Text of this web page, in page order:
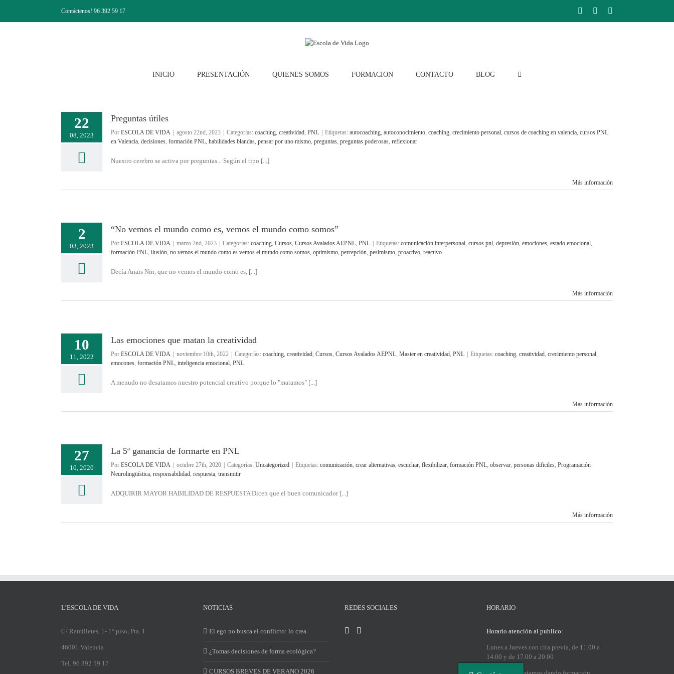
contenido
Contáctenos! 96 392 59 17 FacebookInstagram
INICIO PRESENTACIÓN QUIENES SOMOS FORMACION CONTACTO BLOG
22
08, 2023
Preguntas útiles
Por ESCOLA DE VIDA agosto 22nd, 2023 Categorías: coaching, creatividad, PNL Etiquetas: autocoaching, autoconocimiento, coaching, crecimiento personal, cursos de coaching en valencia, cursos PNL
en Valencia, decisiones, formación PNL, habilidades blandas, pensar por uno mismo, preguntas, preguntas poderosas, reflexionar
Nuestro cerebro se activa por preguntas... Según el tipo [...]
Más información
2
03, 2023
“No vemos el mundo como es, vemos el mundo como somos”
Por ESCOLA DE VIDA marzo 2nd, 2023 Categorías: coaching, Cursos, Cursos Avalados AEPNL, PNL Etiquetas: comunicación interpersonal, cursos pnl, depresión, emociones, estado emocional,
formación PNL, ilusión, no vemos el mundo como es vemos el mundo como somos, optimismo, percepción, pesimismo, proactivo, reactivo
Decía Anaïs Nin, que no vemos el mundo como es, [...]
Más información
10
11, 2022
Las emociones que matan la creatividad
Por ESCOLA DE VIDA noviembre 10th, 2022 Categorías: coaching, creatividad, Cursos, Cursos Avalados AEPNL, Master en creatividad, PNL Etiquetas: coaching, creatividad, crecimiento personal,
emocones, formación PNL, inteligencia emocional, PNL
A menudo no desatamos nuestro potencial creativo porque lo "matamos" [...]
Más información
27
10, 2020
La 5ª ganancia de formarte en PNL
Por ESCOLA DE VIDA octubre 27th, 2020 Categorías: Uncategorized Etiquetas: comunicación, crear alternativas, escuchar, flexibilizar, formación PNL, observar, personas dificiles, Programación
Neurolingüística, responsabilidad, respuesta, transmitir
ADQUIRIR MAYOR HABILIDAD DE RESPUESTA Dicen que el buen comunicador [...]
Más información
L’ESCOLA DE VIDA
C/ Ramilletes, 1- 1° piso, Pta. 1
46001 Valencia
Tel. 96 392 59 17
NOTICIAS
El ego no busca el conflicto: lo crea.
¿Tomas decisiones de forma ecológica?
CURSOS BREVES DE VERANO 2026
REDES SOCIALES HORARIO
Horario atención al publico:
Lunes a Jueves con cita previa, de 11.00 a
14.00 y de 17.00 a 20.00